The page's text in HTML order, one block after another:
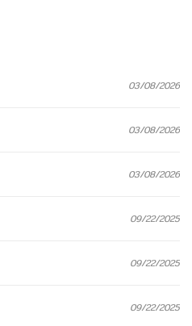
03/08/2026
03/08/2026
03/08/2026
09/22/2025
09/22/2025
09/22/2025